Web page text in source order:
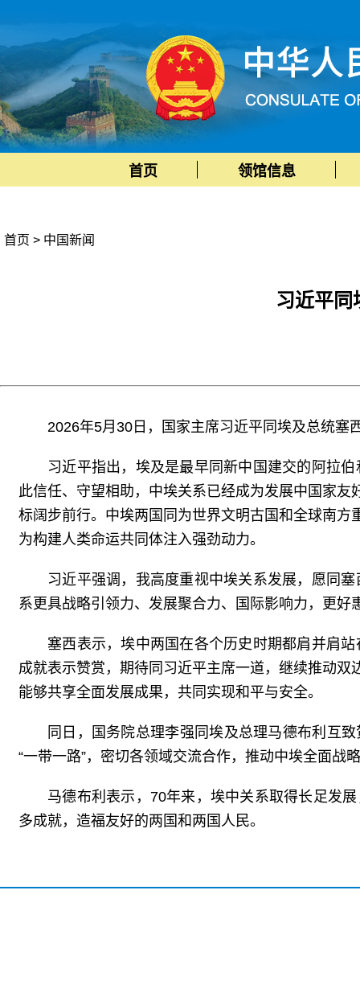
首页 领馆信息
首页 > 中国新闻
习近平同
2026年5月30日，国家主席习近平同埃及总统塞
习近平指出，埃及是最早同新中国建交的阿拉
此信任、守望相助，中埃关系已经成为发展中国家
标阔步前行。中埃两国同为世界文明古国和全球南
为构建人类命运共同体注入强劲动力。
习近平强调，我高度重视中埃关系发展，愿同
系更具战略引领力、发展聚合力、国际影响力，更
塞西表示，埃中两国在各个历史时期都肩并肩
成就表示赞赏，期待同习近平主席一道，继续推动
能够共享全面发展成果，共同实现和平与安全。
同日，国务院总理李强同埃及总理马德布利互
“一带一路”，密切各领域交流合作，推动中埃全面战
马德布利表示，70年来，埃中关系取得长足发
多成就，造福友好的两国和两国人民。